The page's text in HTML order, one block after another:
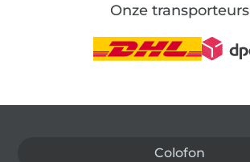
Onze transporteurs
Colofon